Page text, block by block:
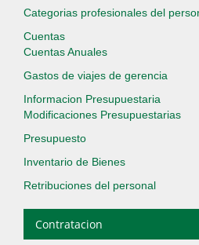
Categorias profesionales del
Cuentas
Cuentas Anuales
Gastos de viajes de gerencia
Informacion Presupuestaria
Modificaciones Presupuestarias
Presupuesto
Inventario de Bienes
Retribuciones del personal
Contratacion